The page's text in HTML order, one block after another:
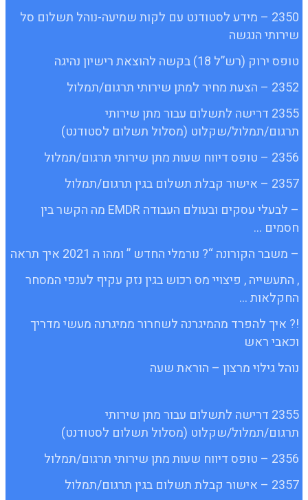
2350 – מידע לסטודנט עם לקות שמיעה-נוהל תשלום סל
שירותי הנגשה
טופס ירוק (רש”ל 18) בקשה להוצאת רישיון נהיגה
2352 – הצעת מחיר למתן שירותי תרגום/תמלול
2355 דרישה לתשלום עבור מתן שירותי
תרגום/תמלול/שקלוט (מסלול תשלום לסטודנט)
2356 – טופס דיווח שעות מתן שירותי תרגום/תמלול
2357 – אישור קבלת תשלום בגין תרגום/תמלול
– לבעלי עסקים ובעולם העבודה EMDR מה הקשר בין
חסמים …
– משבר הקורונה “? נורמלי החדש ” ומהו ה 2021 איך תראה
, התעשייה , פיצויי מס רכוש בגין נזק עקיף לענפי המסחר
החקלאות …
!? איך להפרד מהמיגרנה לשחרור ממיגרנה מעשי מדריך
וכאבי ראש
נוהל גילוי מרצון – הוראת שעה
2355 דרישה לתשלום עבור מתן שירותי
תרגום/תמלול/שקלוט (מסלול תשלום לסטודנט)
2356 – טופס דיווח שעות מתן שירותי תרגום/תמלול
2357 – אישור קבלת תשלום בגין תרגום/תמלול